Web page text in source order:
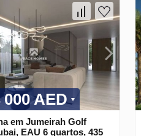
000 AED
em Jumeirah Golf
EAU 6 quartos, 435